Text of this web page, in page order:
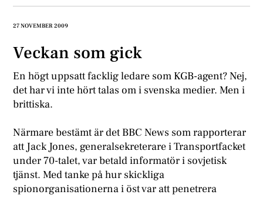
27 NOVEMBER 2009
Veckan som gick
En högt uppsatt facklig ledare som KGB-agent? Nej,
det har vi inte hört talas om i svenska medier. Men i
brittiska.
Närmare bestämt är det BBC News som rapporterar
att Jack Jones, generalsekreterare i Transportfacket
under 70-talet, var betald informatör i sovjetisk
tjänst. Med tanke på hur skickliga
spionorganisationerna i öst var att penetrera